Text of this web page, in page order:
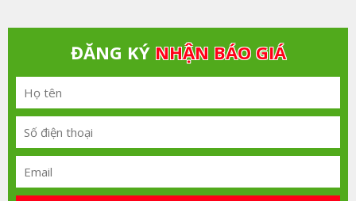
ĐĂNG KÝ NHẬN BÁO GIÁ